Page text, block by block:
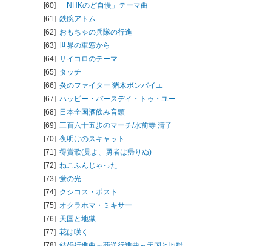
[60]
「NHKのど自慢」テーマ曲
[61] 鉄腕アトム
[62] おもちゃの兵隊の行進
[63] 世界の車窓から
[64] サイコロのテーマ
[65] タッチ
[66] 炎のファイター 猪木ボンバイエ
[67] ハッピー・バースデイ・トゥ・ユー
[68] 日本全国酒飲み音頭
[69] 三百六十五歩のマーチ/水前寺 清子
[70] 夜明けのスキャット
[71] 得賞歌(見よ、勇者は帰りぬ)
[72] ねこふんじゃった
[73] 蛍の光
[74] クシコス・ポスト
[75] オクラホマ・ミキサー
[76] 天国と地獄
[77] 花は咲く